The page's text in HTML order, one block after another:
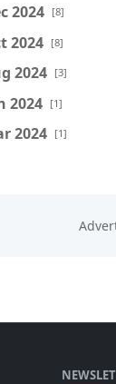
2024 [8]
2024 [8]
2024 [3]
2024 [1]
2024 [1]